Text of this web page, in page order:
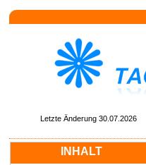
Letzte Änderung 30.07.2026
INHALT